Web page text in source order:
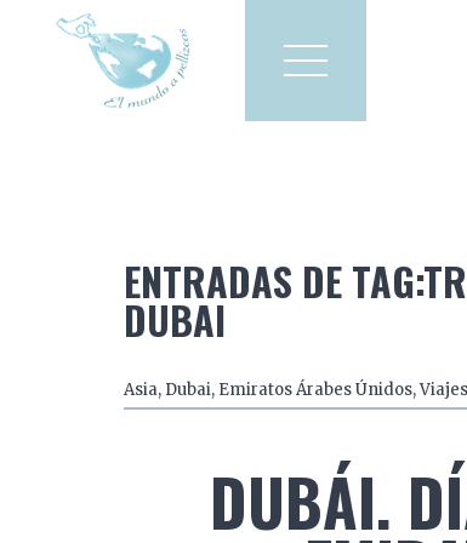
Viajes a pellizcos
ENTRADAS DE
DUBAI
Asia, Dubai, Emiratos Árabes Únidos,
DUBÁI.